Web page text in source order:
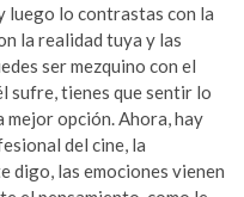
luego lo contrastas con la
la realidad tuya y las
ser mezquino con el
sufre, tienes que sentir lo
mejor opción. Ahora, hay
del cine, la
digo, las emociones vienen